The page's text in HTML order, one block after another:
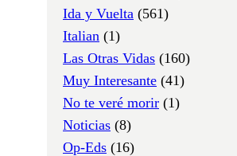
Ida y Vuelta (561)
Italian (1)
Las Otras Vidas (160)
Muy Interesante (41)
No te veré morir (1)
Noticias (8)
Op-Eds (16)